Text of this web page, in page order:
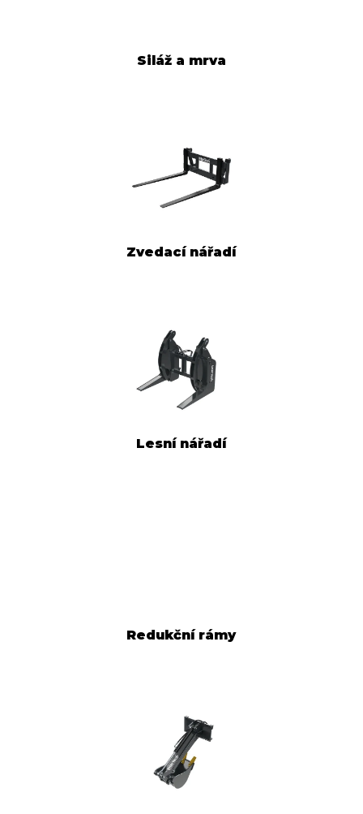
Siláž a mrva
Zvedací nářadí
Lesní nářadí
Redukční rámy